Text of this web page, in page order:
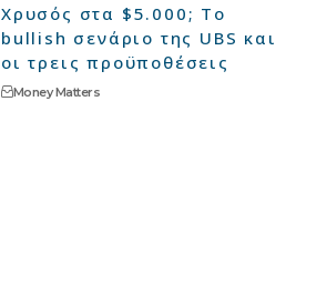
Χρυσός στα $5.000; Το
bullish σενάριο της UBS και
οι τρεις προϋποθέσεις
Money Matters